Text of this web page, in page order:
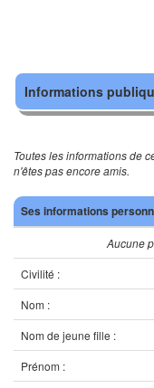
Informations
Toutes les informations de
n'êtes pas encore amis.
Ses informations
Aucune
Civilité :
Nom :
Nom de jeune fille :
Prénom :